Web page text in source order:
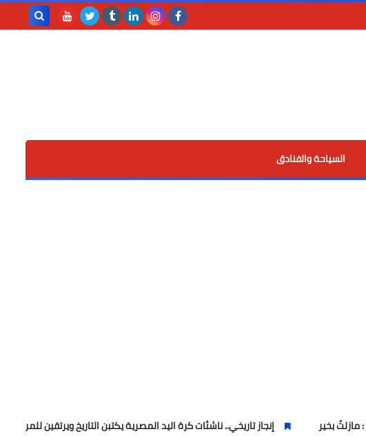
السياحة والفنادق
إنجاز تاريخي.. ناشئات كرة اليد المصرية يكتبن التاريخ ويرتقين للمربع الذهبي